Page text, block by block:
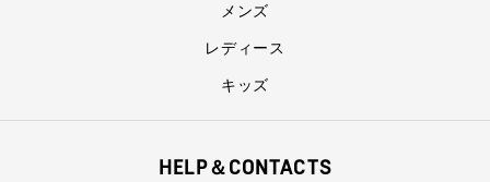
メンズ
レディース
キッズ
HELP＆CONTACTS